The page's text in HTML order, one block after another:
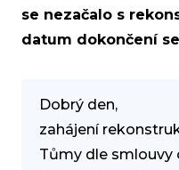
se nezačalo s
datum dokončení
Dobrý den,
zahájení
Tůmy dle smlouvy